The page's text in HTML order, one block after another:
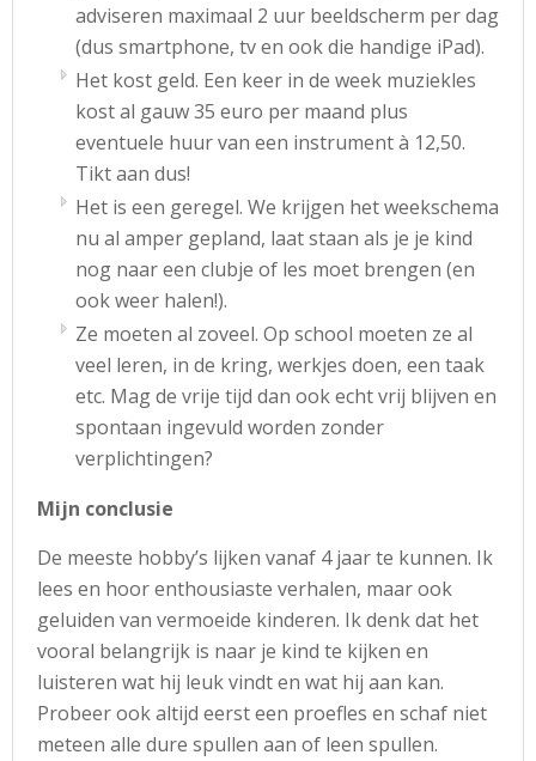
adviseren maximaal 2 uur beeldscherm per dag
(dus smartphone, tv en ook die handige iPad).
Het kost geld. Een keer in de week muziekles
kost al gauw 35 euro per maand plus
eventuele huur van een instrument à 12,50.
Tikt aan dus!
Het is een geregel. We krijgen het weekschema
nu al amper gepland, laat staan als je je kind
nog naar een clubje of les moet brengen (en
ook weer halen!).
Ze moeten al zoveel. Op school moeten ze al
veel leren, in de kring, werkjes doen, een taak
etc. Mag de vrije tijd dan ook echt vrij blijven en
spontaan ingevuld worden zonder
verplichtingen?
Mijn conclusie
De meeste hobby’s lijken vanaf 4 jaar te kunnen. Ik
lees en hoor enthousiaste verhalen, maar ook
geluiden van vermoeide kinderen. Ik denk dat het
vooral belangrijk is naar je kind te kijken en
luisteren wat hij leuk vindt en wat hij aan kan.
Probeer ook altijd eerst een proefles en schaf niet
meteen alle dure spullen aan of leen spullen.